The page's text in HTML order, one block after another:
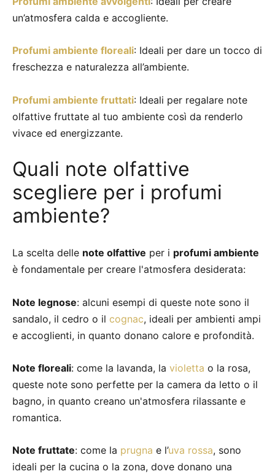
un’atmosfera calda e accogliente.
Profumi ambiente floreali: Ideali per dare un tocco di
freschezza e naturalezza all’ambiente.
Profumi ambiente fruttati: Ideali per regalare note
olfattive fruttate al tuo ambiente così da renderlo
vivace ed energizzante.
Quali note olfattive
scegliere per i profumi
ambiente?
La scelta delle note olfattive per i profumi ambiente
è fondamentale per creare l'atmosfera desiderata:
Note legnose: alcuni esempi di queste note sono il
sandalo, il cedro o il cognac, ideali per ambienti ampi
e accoglienti, in quanto donano calore e profondità.
Note floreali: come la lavanda, la violetta o la rosa,
queste note sono perfette per la camera da letto o il
bagno, in quanto creano un'atmosfera rilassante e
romantica.
Note fruttate: come la prugna e l’uva rossa, sono
ideali per la cucina o la zona, dove donano una